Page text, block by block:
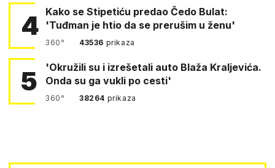
4 Kako se Stipetiću predao Čedo Bulat:
'Tuđman je htio da se prerušim u ženu'
360° 43536 prikaza
5
'Okružili su i izrešetali auto Blaža Kraljevića.
Onda su ga vukli po cesti'
360° 38264 prikaza